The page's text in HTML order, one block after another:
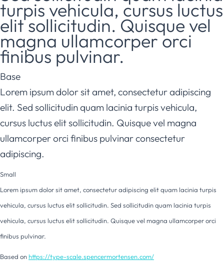
turpis vehicula, cursus luctus
elit sollicitudin. Quisque vel
magna ullamcorper orci
finibus pulvinar.
Base
Lorem ipsum dolor sit amet, consectetur adipiscing
elit. Sed sollicitudin quam lacinia turpis vehicula,
cursus luctus elit sollicitudin. Quisque vel magna
ullamcorper orci finibus pulvinar consectetur
adipiscing.
Small
Lorem ipsum dolor sit amet, consectetur adipiscing elit quam lacinia turpis
vehicula, cursus luctus elit sollicitudin. Sed sollicitudin quam lacinia turpis
vehicula, cursus luctus elit sollicitudin. Quisque vel magna ullamcorper orci
finibus pulvinar.
Based on https://type-scale.spencermortensen.com/